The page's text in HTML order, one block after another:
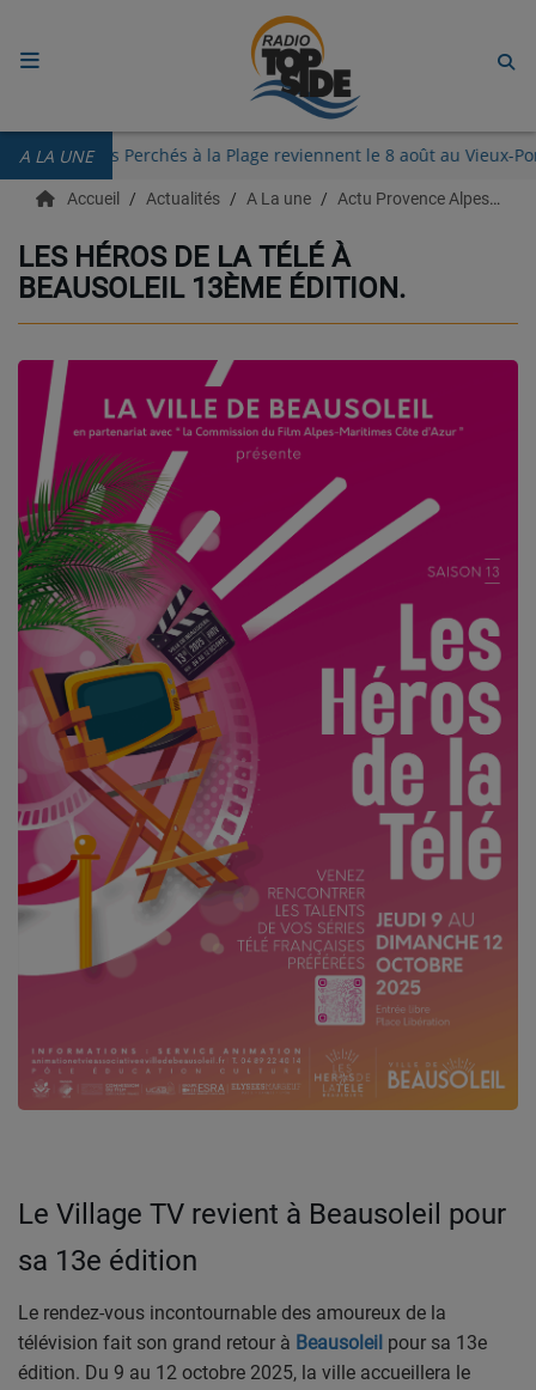
A LA UNE
Les Guinguettes des Perchés à la Plage reviennent le 8 août au
RADIO
ECOUTER
RECHERCHE DE TITRES
EMISSIONS
LIVE DJ
EQUIPES
CONTACT
Team Building Radio
INFO
CÔTE D'AZUR
EVÉNEMENTS
CIRCULATION EN TEMPS RÉEL
HIGH-TECH
PODCASTS
DIRECT STUDIO 2
TCHAT
Accueil Actualités A La une Actu Provence Alpes Côte d'azur
LES HÉROS DE LA TÉLÉ À
BEAUSOLEIL 13ÈME ÉDITION.
Le Village TV revient à Beausoleil pour
sa 13e édition
Le rendez-vous incontournable des amoureux de la
télévision fait son grand retour à Beausoleil pour sa 13e
édition. Du 9 au 12 octobre 2025, la ville accueillera le